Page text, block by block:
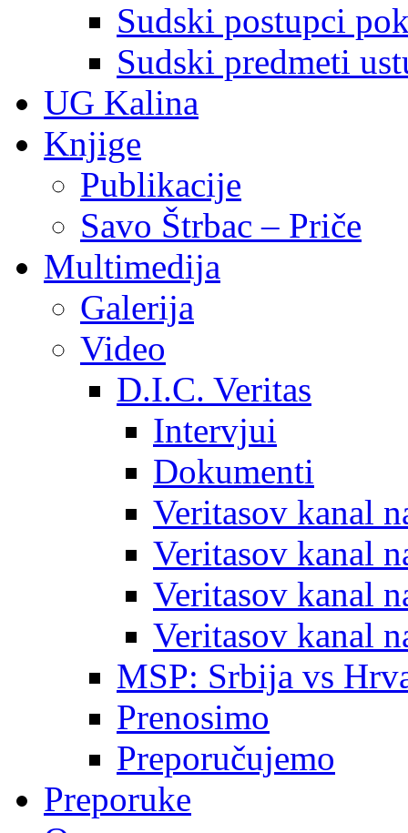
Sudski postupci
Sudski predmeti
UG Kalina
Knjige
Publikacije
Savo Štrbac – Priče
Multimedija
Galerija
Video
D.I.C. Veritas
Intervjui
Dokumenti
Veritasov kanal
Veritasov kanal
Veritasov kanal
Veritasov kanal
MSP: Srbija vs
Prenosimo
Preporučujemo
Preporuke